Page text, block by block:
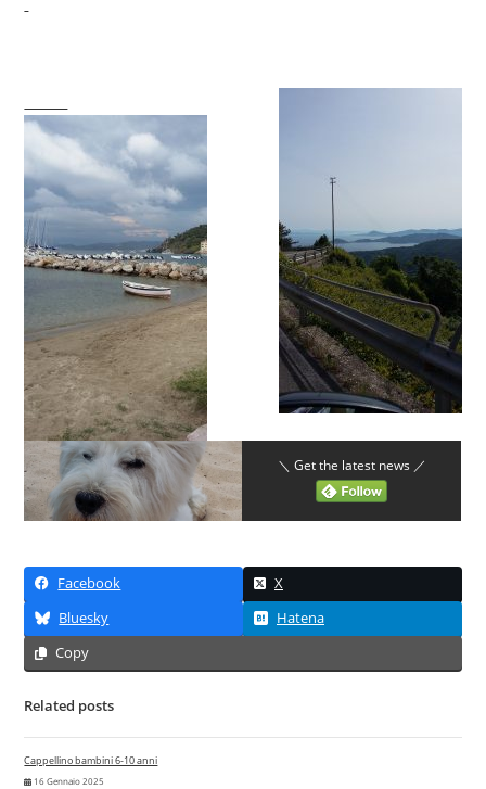
＼ Get the latest news ／
Facebook
X
Bluesky
Hatena
Copy
Related posts
Cappellino bambini 6-10 anni
16 Gennaio 2025